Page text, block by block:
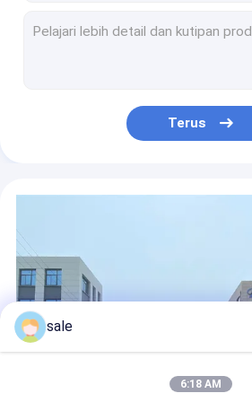
Suku Cadang Otomotif C Kaca Fiberglass Woven
Woven Fiberglass Surface Mat E Glass 600g
Tikar Permukaan Fiberglass Rajutan Dan Dijahit Memperkuat
Terus
sale
6:18 AM